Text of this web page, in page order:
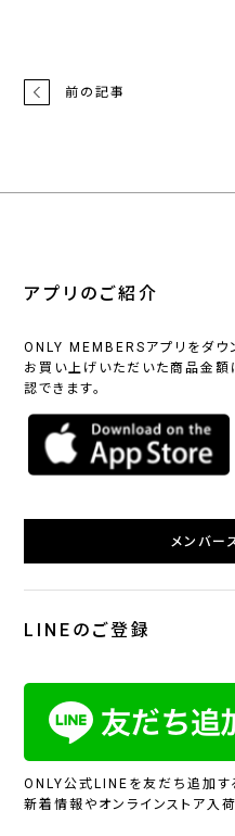
前の記事
アプリのご紹介
ONLY MEMBERSアプリをダウ
お買い上げいただいた商品金額
認できます。
メンバー
LINEのご登録
ONLY公式LINEを友だち追加す
新着情報やオンラインストア入